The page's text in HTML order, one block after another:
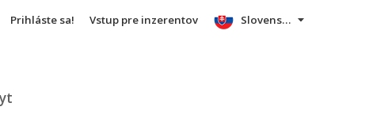
Prihláste sa! Vstup pre inzerentov Slovensky